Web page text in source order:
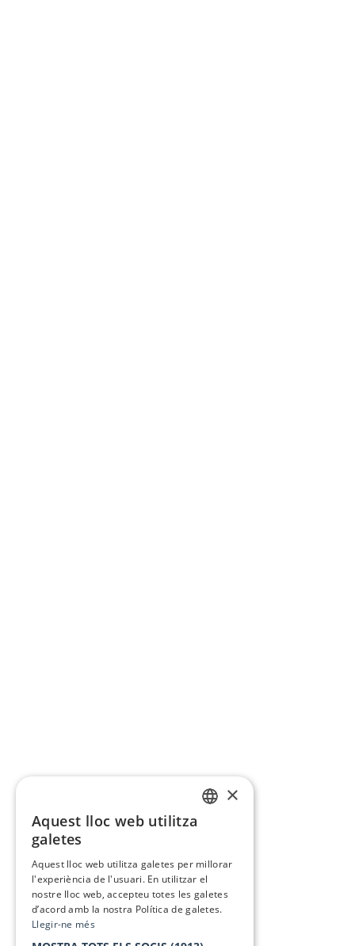
×
Aquest lloc web utilitza
galetes
Aquest lloc web utilitza galetes per millorar
l'experiència de l'usuari. En utilitzar el
nostre lloc web, accepteu totes les galetes
d’acord amb la nostra Política de galetes.
Llegir-ne més